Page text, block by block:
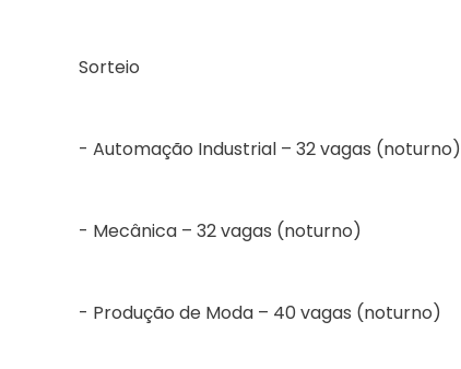
Sorteio
- Automação Industrial – 32 vagas (noturno)
- Mecânica – 32 vagas (noturno)
- Produção de Moda – 40 vagas (noturno)